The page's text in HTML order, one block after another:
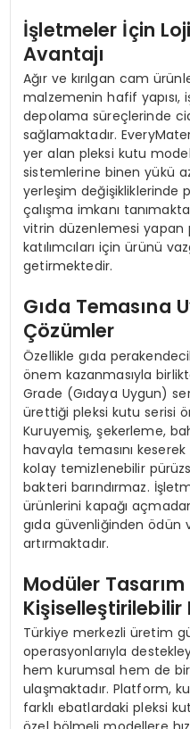
İşletmeler İçin
Avantajı
Ağır ve kırılgan cam
malzemenin hafif
depolama süreçlerinde
sağlamaktadır.
yer alan pleksi kutu
sistemlerine binen yükü
yerleşim değişikliklerinde
çalışma imkanı
vitrin düzenlemesi
katılımcıları için ürünü
getirmektedir.
Gıda Temasına
Çözümler
Özellikle gıda
önem kazanmasıyla
Grade (Gıdaya Uygun)
ürettiği pleksi kutu serisi
Kuruyemiş, şekerleme,
havayla temasını
kolay temizlenebilir
bakteri barındırmaz.
ürünlerini kapağı
gıda güvenliğinden ödün
artırmaktadır.
Modüler Tasarım
Türkiye merkezli üretim
operasyonlarıyla
hem kurumsal hem de
ulaşmaktadır. Platform,
farklı ebatlardaki pleksi